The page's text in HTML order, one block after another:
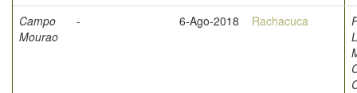
Campo
Mourao
- 6-Ago-2018 Rachacuca